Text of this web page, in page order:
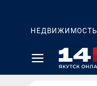
НЕДВИЖИМОСТЬ